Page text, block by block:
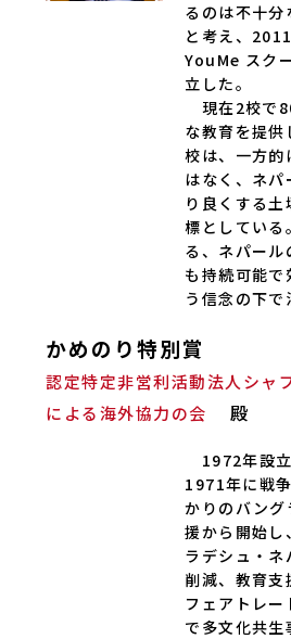
るのは不十分
と考え、
YouMe スク
立した。
現在2校で
な教育を提供
校は、一方的
はなく、ネパ
り良くする土
標としている
る、ネパー
も持続可能で
う信念の下で
かめのり特別賞
認定特定非営利活動法人シャ
による海外協力の会
殿
1972年設立
1971年に戦
かりのバング
援から開始
ラデシュ・
削減、教育支
フェアトレ
で多文化共生